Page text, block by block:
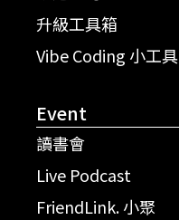
升級工具箱
Vibe Coding 小工具
Event
讀書會
Live Podcast
FriendLink. 小聚